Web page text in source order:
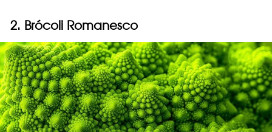
2. Brócoli Romanesco